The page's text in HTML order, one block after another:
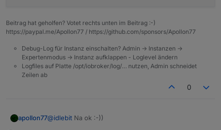
Beitrag hat geholfen? Votet rechts unten im Beitrag :-)
https://paypal.me/Apollon77 / https://github.com/sponsors/Apollon77
Debug-Log für Instanz einschalten? Admin -> Instanzen ->
Expertenmodus -> Instanz aufklappen - Loglevel ändern
Logfiles auf Platte /opt/iobroker/log/… nutzen, Admin schneidet
Zeilen ab
0
apollon77@idlebit Na ok :-))